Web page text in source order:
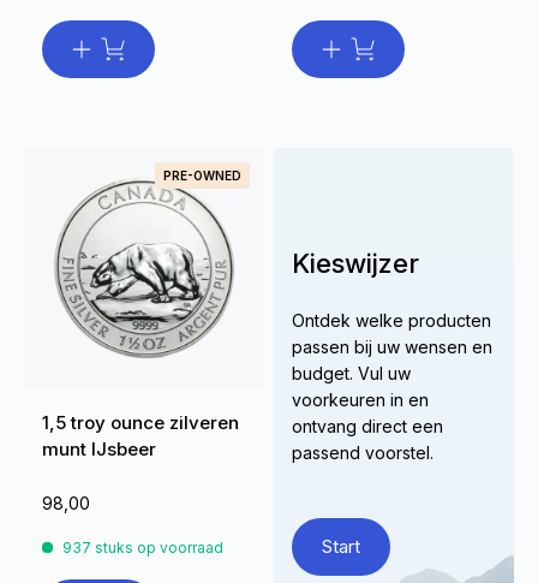
PRE-OWNED
1,5 troy ounce zilveren
munt IJsbeer
98,00
937 stuks op voorraad
Kieswijzer
Ontdek welke producten
passen bij uw wensen en
budget. Vul uw
voorkeuren in en
ontvang direct een
passend voorstel.
Start